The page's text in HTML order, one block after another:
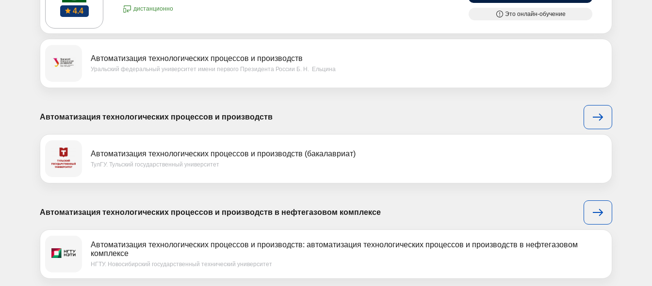
4.4 дистанционно
Это онлайн-обучение
Автоматизация технологических процессов и производств
Уральский федеральный университет имени первого Президента России Б. Н. Ельцина
Автоматизация технологических процессов и производств
Автоматизация технологических процессов и производств (бакалавриат)
ТулГУ. Тульский государственный университет
Автоматизация технологических процессов и производств в нефтегазовом комплексе
Автоматизация технологических процессов и производств: автоматизация технологических процессов и производств в нефтегазовом
комплексе
НГТУ. Новосибирский государственный технический университет